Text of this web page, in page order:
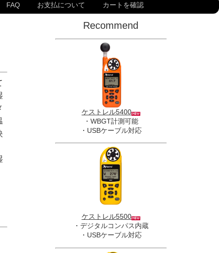
FAQ お支払について カートを確認
Recommend
ケストレル5400
・WBGT計測可能
・USBケーブル対応
ケストレル5500
・デジタルコンパス内蔵
・USBケーブル対応